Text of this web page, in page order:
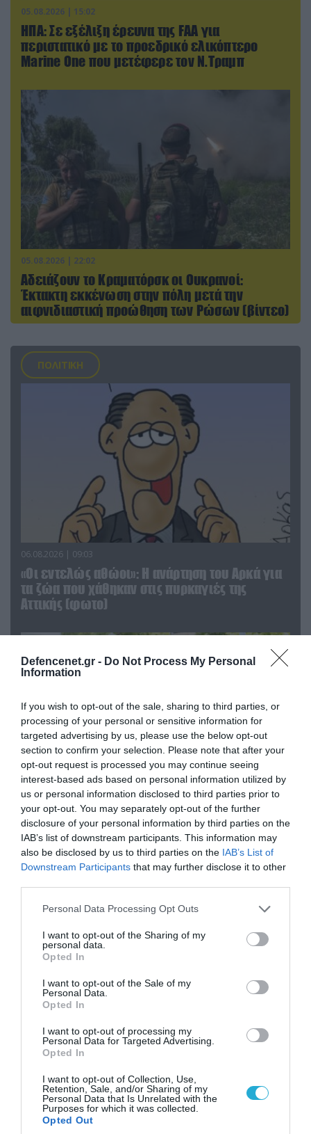
Defencenet.gr - Do Not Process My Personal
Information
If you wish to opt-out of the sale, sharing to third parties, or
processing of your personal or sensitive information for
targeted advertising by us, please use the below opt-out
section to confirm your selection. Please note that after your
opt-out request is processed you may continue seeing
interest-based ads based on personal information utilized by
us or personal information disclosed to third parties prior to
your opt-out. You may separately opt-out of the further
disclosure of your personal information by third parties on the
IAB’s list of downstream participants. This information may
also be disclosed by us to third parties on the IAB’s List of
Downstream Participants that may further disclose it to other
Please note that this website/app uses one or more Google
not limited to your visit or usage behaviour. You may click to
grant or deny consent to Google and its third-party tags to
use your data for below specified purposes in below Google
consent section.
Personal Data Processing Opt Outs
I want to opt-out of the Sharing of my
personal data.
Opted In
I want to opt-out of the Sale of my
Personal Data.
Opted In
I want to opt-out of processing my
Personal Data for Targeted Advertising.
Opted In
I want to opt-out of Collection, Use,
Retention, Sale, and/or Sharing of my
Personal Data that Is Unrelated with the
Purposes for which it was collected.
Opted Out
05.08.2026 | 15:02
ΗΠΑ: Σε εξέλιξη έρευνα της FAA για
περιστατικό με το προεδρικό ελικόπτερο
Marine One που μετέφερε τον Ν.Τραμπ
05.08.2026 | 22:02
Αδειάζουν το Κραματόρσκ οι Ουκρανοί:
Έκτακτη εκκένωση στην πόλη μετά την
αιφνιδιαστική προώθηση των Ρώσων (βίντεο)
ΠΟΛΙΤΙΚΗ
06.08.2026 | 09:03
«Οι εντελώς αθώοι»: Η ανάρτηση του Αρκά για
τα ζώα που χάθηκαν στις πυρκαγιές της
Αττικής (φωτο)
04.08.2026 | 15:02
Αυτή την ώρα το τελευταίο «αντίο» στον πρώην
υπουργό Ι.Βαρβιτσιώτη (φωτο)
04.08.2026 | 13:02
Η ανακοίνωση του Πανελλήνιου Σωματείου
Πυροσβεστών για την δημοσιογράφο του OPEN
που γέλασε στη φωτιά